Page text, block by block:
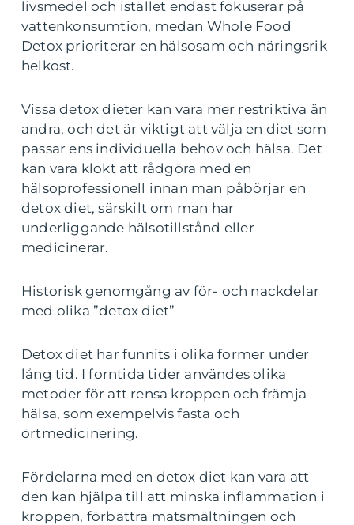
livsmedel och istället endast fokuserar på
vattenkonsumtion, medan Whole Food
Detox prioriterar en hälsosam och näringsrik
helkost.
Vissa detox dieter kan vara mer restriktiva än
andra, och det är viktigt att välja en diet som
passar ens individuella behov och hälsa. Det
kan vara klokt att rådgöra med en
hälsoprofessionell innan man påbörjar en
detox diet, särskilt om man har
underliggande hälsotillstånd eller
medicinerar.
Historisk genomgång av för- och nackdelar
med olika ”detox diet”
Detox diet har funnits i olika former under
lång tid. I forntida tider användes olika
metoder för att rensa kroppen och främja
hälsa, som exempelvis fasta och
örtmedicinering.
Fördelarna med en detox diet kan vara att
den kan hjälpa till att minska inflammation i
kroppen, förbättra matsmältningen och